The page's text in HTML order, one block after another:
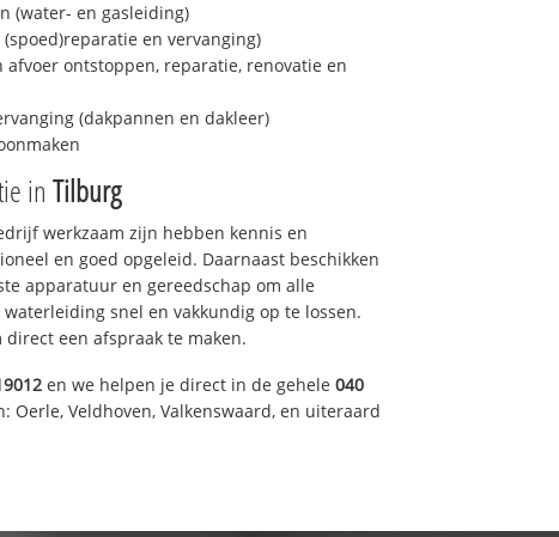
(water- en gasleiding)
en vervanging)
ontstoppen, reparatie, renovatie en
(dakpannen en dakleer)
in Tilburg
werkzaam zijn hebben kennis en
en goed opgeleid. Daarnaast beschikken
apparatuur en gereedschap om alle
snel en vakkundig op te lossen.
een afspraak te maken.
en we helpen je direct in de gehele 040
Oerle, Veldhoven, Valkenswaard, en uiteraard